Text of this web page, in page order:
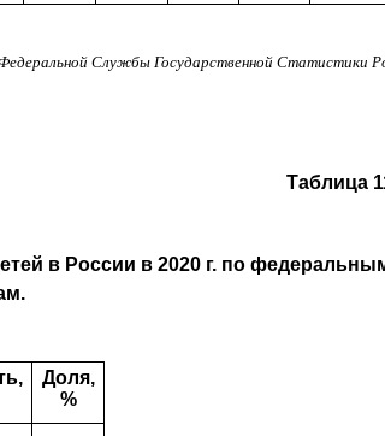
Службы Государственной Статистики
Таблица
в России в 2020 г. по
Доля,
%